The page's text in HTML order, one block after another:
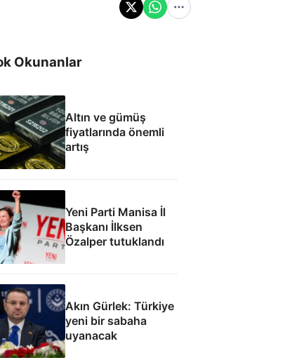
Okunanlar
Altın ve gümüş
fiyatlarında önemli
artış
Yeni Parti Manisa İl
Başkanı İlksen
Özalper tutuklandı
Akın Gürlek: Türkiye
yeni bir sabaha
uyanacak